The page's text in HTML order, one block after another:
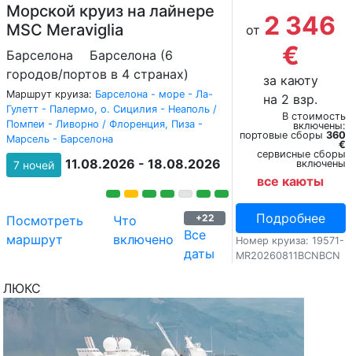
Морской круиз на лайнере
MSC Meraviglia
Барселона
Барселона (6
городов/портов в 4 странах)
Маршрут круиза: Барселона - море - Ла-
Гулетт - Палермо, о. Сицилия - Неаполь /
Помпеи - Ливорно / Флоренция, Пиза -
Марсель - Барселона
7 ночей 11.08.2026 - 18.08.2026
Посмотреть
маршрут
Что
включено
+22
Все
даты
от 2 346
€
за каюту
на 2 взр.
В стоимость
включены:
портовые сборы 360
€
сервисные сборы
включены
все каюты
Подробнее
Номер круиза: 19571-
MR20260811BCNBCN
ЛЮКС